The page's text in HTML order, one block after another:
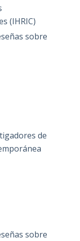
(IHRIC)
sobre
de
sobre